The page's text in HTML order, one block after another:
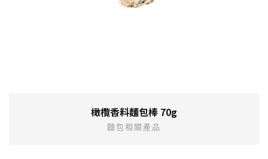
橄欖香料麵包棒 70g
麵包相關產品